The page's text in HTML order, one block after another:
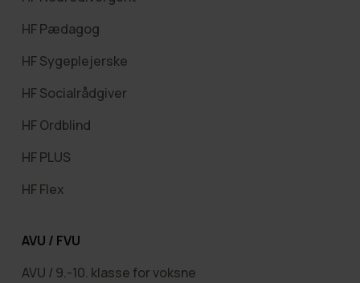
HF Pædagog
HF Sygeplejerske
HF Socialrådgiver
HF Ordblind
HF PLUS
HF Flex
AVU / FVU
AVU / 9.-10. klasse for voksne